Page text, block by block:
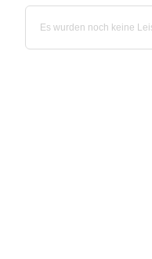
Es wurden noch keine